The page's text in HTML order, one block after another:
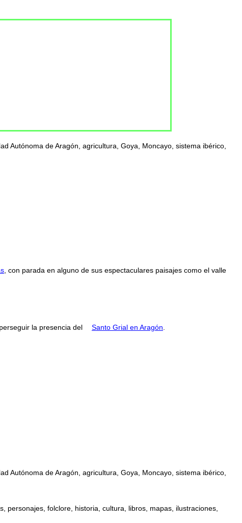
Autónoma de Aragón, agricultura, Goya, Moncayo, sistema ibérico,
, con parada en alguno de sus espectaculares paisajes como el valle
la presencia del Santo Grial en Aragón
Autónoma de Aragón, agricultura, Goya, Moncayo, sistema ibérico,
personajes, folclore, historia, cultura, libros, mapas, ilustraciones,